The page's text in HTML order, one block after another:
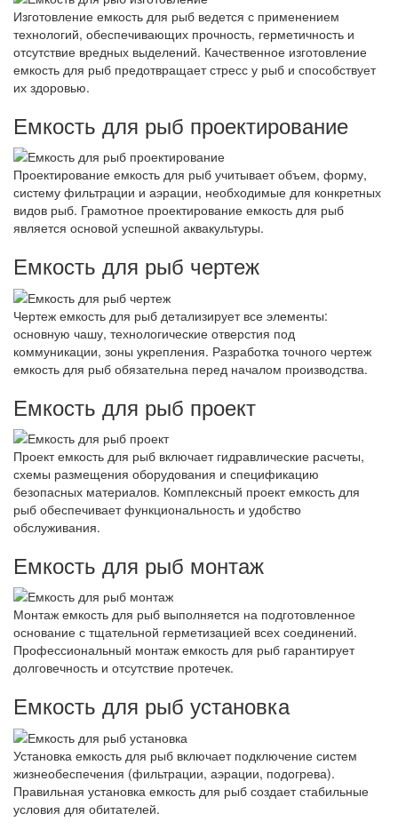
Изготовление емкость для рыб ведется с применением
технологий, обеспечивающих прочность, герметичность и
отсутствие вредных выделений. Качественное изготовление
емкость для рыб предотвращает стресс у рыб и способствует
их здоровью.
Емкость для рыб проектирование
Проектирование емкость для рыб учитывает объем, форму,
систему фильтрации и аэрации, необходимые для конкретных
видов рыб. Грамотное проектирование емкость для рыб
является основой успешной аквакультуры.
Емкость для рыб чертеж
Чертеж емкость для рыб детализирует все элементы:
основную чашу, технологические отверстия под
коммуникации, зоны укрепления. Разработка точного чертеж
емкость для рыб обязательна перед началом производства.
Емкость для рыб проект
Проект емкость для рыб включает гидравлические расчеты,
схемы размещения оборудования и спецификацию
безопасных материалов. Комплексный проект емкость для
рыб обеспечивает функциональность и удобство
обслуживания.
Емкость для рыб монтаж
Монтаж емкость для рыб выполняется на подготовленное
основание с тщательной герметизацией всех соединений.
Профессиональный монтаж емкость для рыб гарантирует
долговечность и отсутствие протечек.
Емкость для рыб установка
Установка емкость для рыб включает подключение систем
жизнеобеспечения (фильтрации, аэрации, подогрева).
Правильная установка емкость для рыб создает стабильные
условия для обитателей.